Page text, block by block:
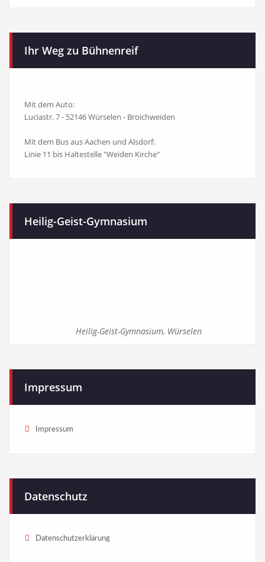
Ihr Weg zu Bühnenreif
Mit dem Auto:
Luciastr. 7 - 52146 Würselen - Broichweiden
Mit dem Bus aus Aachen und Alsdorf:
Linie 11 bis Haltestelle "Weiden Kirche"
Heilig-Geist-Gymnasium
Heilig-Geist-Gymnasium, Würselen
Impressum
Impressum
Datenschutz
Datenschutzerklärung